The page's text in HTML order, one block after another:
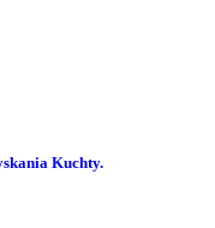
Kuchty.